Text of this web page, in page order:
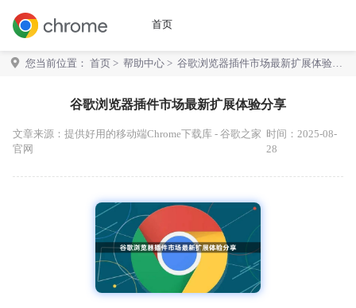
首页
您当前位置： 首页 > 帮助中心 > 谷歌浏览器插件市场最新扩展体验分
谷歌浏览器插件市场最新扩展体验分享
文章来源： 提供好用的移动端Chrome下载库 - 谷歌之家
官网
时间：2025-08-
28